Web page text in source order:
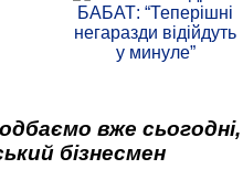
вже сьогодні,
бізнесмен